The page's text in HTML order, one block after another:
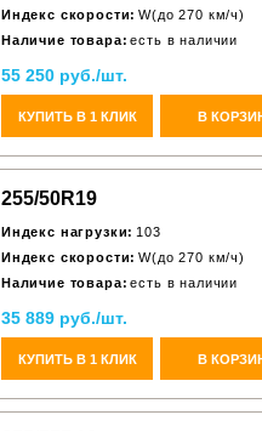
Индекс скорости: W(до 270 км/ч)
Наличие товара: есть в наличии
55 250 руб./шт.
КУПИТЬ В 1 КЛИК В
255/50R19
Индекс нагрузки: 103
Индекс скорости: W(до 270 км/ч)
Наличие товара: есть в наличии
35 889 руб./шт.
КУПИТЬ В 1 КЛИК В